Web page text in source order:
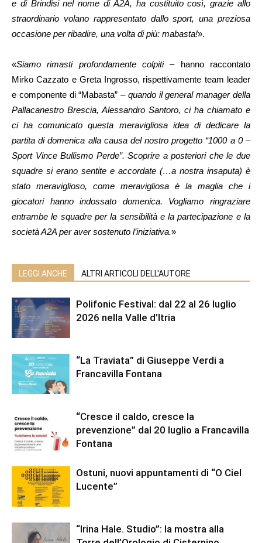
e di Brindisi nel nome di A2A, ha costituito così, grazie allo
straordinario volano rappresentato dallo sport, una preziosa
occasione per ribadire, una volta di più: mabasta!».
«Siamo rimasti profondamente colpiti– hanno raccontato
Mirko Cazzato e Greta Ingrosso, rispettivamente team leader
e componente di “Mabasta” – quando il general manager della
Pallacanestro Brescia, Alessandro Santoro, ci ha chiamato e
ci ha comunicato questa meravigliosa idea di dedicare la
partita di domenica alla causa del nostro progetto “1000 a 0 –
Sport Vince Bullismo Perde”. Scoprire a posteriori che le due
squadre si erano sentite e accordate (…a nostra insaputa) è
stato meraviglioso, come meravigliosa è la maglia che i
giocatori hanno indossato domenica. Vogliamo ringraziare
entrambe le squadre per la sensibilità e la partecipazione e la
società A2A per aver sostenuto l’iniziativa.»
LEGGI ANCHE ALTRI ARTICOLI DELL'AUTORE
Polifonic Festival: dal 22 al 26 luglio
2026 nella Valle d’Itria
“La Traviata” di Giuseppe Verdi a
Francavilla Fontana
“Cresce il caldo, cresce la
prevenzione” dal 20 luglio a Francavilla
Fontana
Ostuni, nuovi appuntamenti di “O Ciel
Lucente”
“Irina Hale. Studio”: la mostra alla